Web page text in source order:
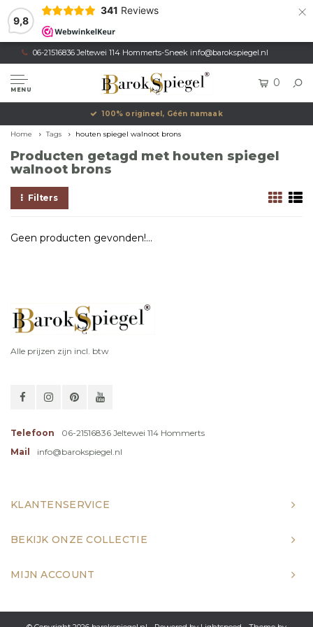
9,8
341 Reviews ×
06-21516836 Jeltewei 114 Hommerts-Sneek info@barokspiegel.nl
MENU
0
100% origineel, Géén namaak
Home Tags houten spiegel walnoot brons
Producten getagd met houten spiegel
walnoot brons
Filters
Geen producten gevonden!...
Alle prijzen zijn incl. btw
Telefoon
06-21516836 Jeltewei 114 Hommerts
Mail
info@barokspiegel.nl
KLANTENSERVICE
BEKIJK ONZE COLLECTIE
MIJN ACCOUNT